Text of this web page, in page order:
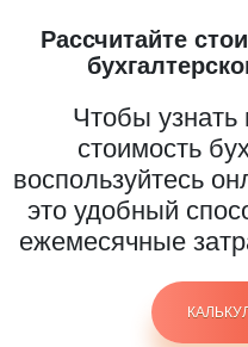
Рассчитайте
Чтобы узнать
стоимость
воспользуйтесь
это удобный
ежемесячные